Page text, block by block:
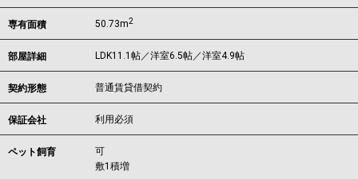
専有面積 50.73m2
部屋詳細 LDK11.1帖／洋室6.5帖／洋室4.9帖
契約形態 普通賃貸借契約
保証会社 利用必須
ペット飼育
可
敷1積増